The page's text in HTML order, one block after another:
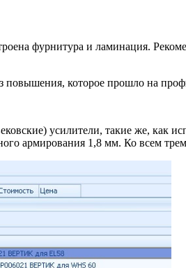
фурнитура и ламинация.
которое прошло на
усилители, такие же, как
армирования 1,8 мм. Ко всем